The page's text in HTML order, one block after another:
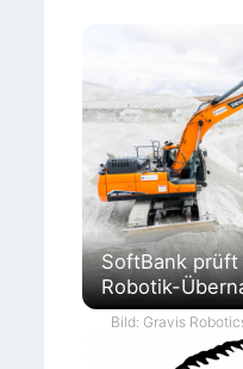
SoftBank
Robotik-
Bild: Gravis